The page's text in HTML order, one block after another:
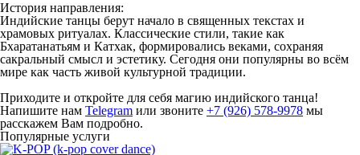
История направления:
Индийские танцы берут начало в священных текстах и
храмовых ритуалах. Классические стили, такие как
Бхаратанатьям и Катхак, формировались веками, сохраняя
сакральный смысл и эстетику. Сегодня они популярны во всём
мире как часть живой культурной традиции.
Приходите и откройте для себя магию индийского танца!
Напишите нам Telegram или звоните +7 (926) 578-9978 мы
расскажем Вам подробно.
Популярные услуги